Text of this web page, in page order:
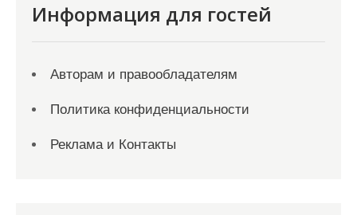
Информация для гостей
Авторам и правообладателям
Политика конфиденциальности
Реклама и Контакты